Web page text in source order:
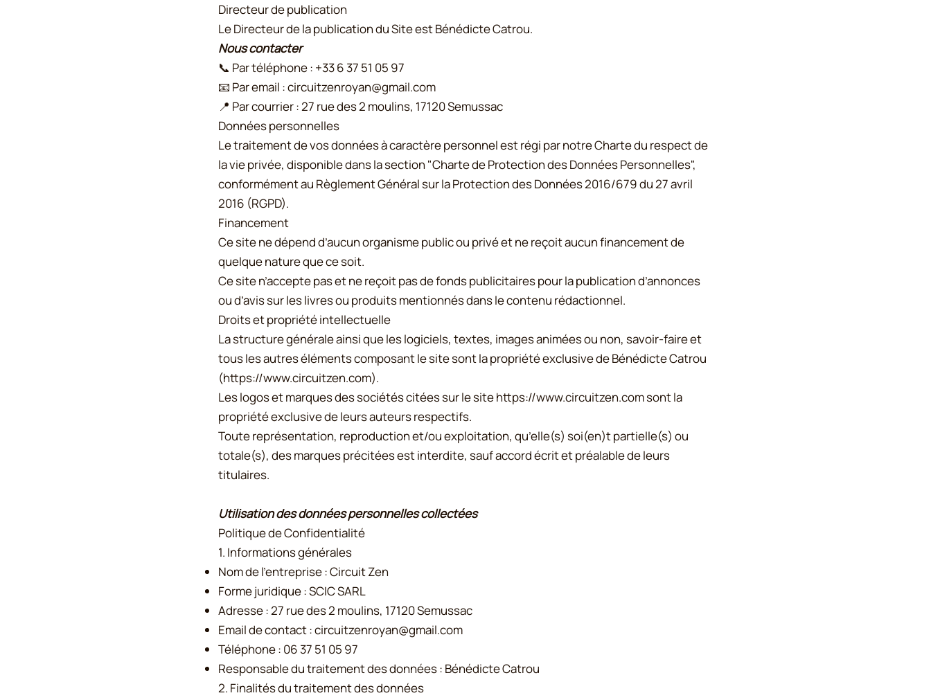
Directeur de publication
Le Directeur de la publication du Site est Bénédicte Catrou.
Nous contacter
📞 Par téléphone : +33 6 37 51 05 97
📧 Par email : circuitzenroyan@gmail.com
📍 Par courrier : 27 rue des 2 moulins, 17120 Semussac
Données personnelles
Le traitement de vos données à caractère personnel est régi par notre Charte du respect de
la vie privée, disponible dans la section "Charte de Protection des Données Personnelles",
conformément au Règlement Général sur la Protection des Données 2016/679 du 27 avril
2016 (RGPD).
Financement
Ce site ne dépend d’aucun organisme public ou privé et ne reçoit aucun financement de
quelque nature que ce soit.
Ce site n’accepte pas et ne reçoit pas de fonds publicitaires pour la publication d’annonces
ou d’avis sur les livres ou produits mentionnés dans le contenu rédactionnel.
Droits et propriété intellectuelle
La structure générale ainsi que les logiciels, textes, images animées ou non, savoir-faire et
tous les autres éléments composant le site sont la propriété exclusive de Bénédicte Catrou
(https://www.circuitzen.com).
Les logos et marques des sociétés citées sur le sitehttps://www.circuitzen.comsont la
propriété exclusive de leurs auteurs respectifs.
Toute représentation, reproduction et/ou exploitation, qu’elle(s) soi(en)t partielle(s) ou
totale(s), des marques précitées est interdite, sauf accord écrit et préalable de leurs
titulaires.
Utilisation des données personnelles collectées
Politique de Confidentialité
1. Informations générales
Nom de l’entreprise : Circuit Zen
Forme juridique : SCIC SARL
Adresse : 27 rue des 2 moulins, 17120 Semussac
Email de contact :circuitzenroyan@gmail.com
Téléphone : 06 37 51 05 97
Responsable du traitement des données : Bénédicte Catrou
2. Finalités du traitement des données